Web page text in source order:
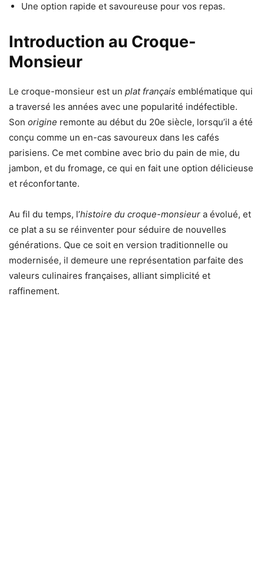
Une option rapide et savoureuse pour vos repas.
Introduction au Croque-
Monsieur
Le croque-monsieur est un plat français emblématique qui
a traversé les années avec une popularité indéfectible.
Son origine remonte au début du 20e siècle, lorsqu’il a été
conçu comme un en-cas savoureux dans les cafés
parisiens. Ce met combine avec brio du pain de mie, du
jambon, et du fromage, ce qui en fait une option délicieuse
et réconfortante.
Au fil du temps, l’histoire du croque-monsieur a évolué, et
ce plat a su se réinventer pour séduire de nouvelles
générations. Que ce soit en version traditionnelle ou
modernisée, il demeure une représentation parfaite des
valeurs culinaires françaises, alliant simplicité et
raffinement.